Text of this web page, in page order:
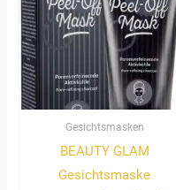
Gesichtsmasken
BEAUTY GLAM
Gesichtsmaske